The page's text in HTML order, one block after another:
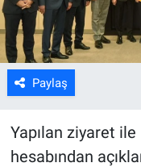
Paylaş
Yapılan ziyaret
hesabından